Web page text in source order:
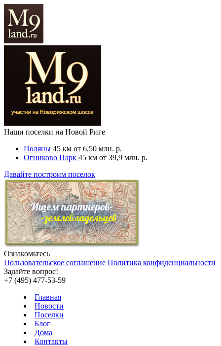
Наши поселки на Новой Риге
Поляны 45 км от 6,50 млн. р.
Огниково Парк 45 км от 39,9 млн. р.
Давайте построим поселок
Ознакомьтесь
Пользовательское соглашение Политика конфиденциальности
Задайте вопрос!
+7 (495) 477-53-59
Главная
Новости
Поселки
Блог
Дома
Контакты